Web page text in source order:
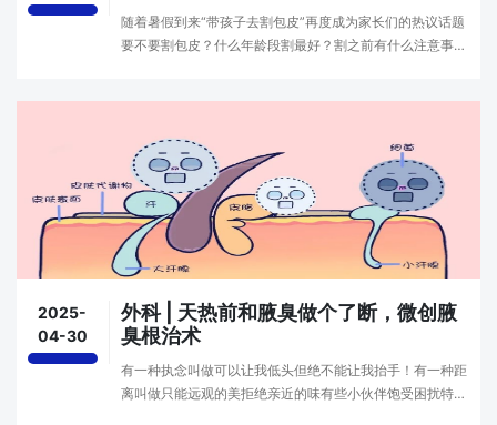
随着暑假到来“带孩子去割包皮”再度成为家长们的热议话题
要不要割包皮？什么年龄段割最好？割之前有什么注意事
2025-
04-30
外科 | 天热前和腋臭做个了断，微创腋
臭根治术
有一种执念叫做可以让我低头但绝不能让我抬手！有一种距
离叫做只能远观的美拒绝亲近的味有些小伙伴饱受困扰特别